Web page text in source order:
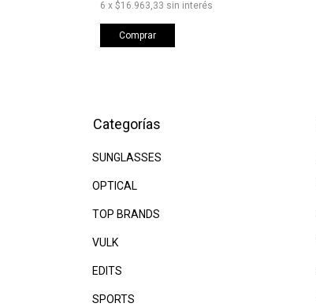
6 x $16.963,33 sin interés
Comprar
Categorías
SUNGLASSES
OPTICAL
TOP BRANDS
VULK
EDITS
SPORTS